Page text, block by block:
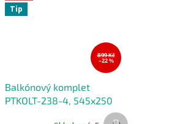
Tip
899 Kč
–22 %
Balkónový komplet
PTKOLT-238-4, 545x250
Další